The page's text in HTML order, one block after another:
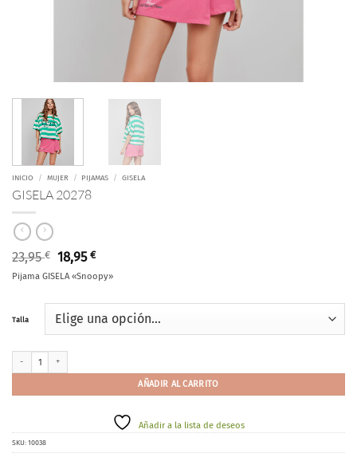
INICIO / MUJER / PIJAMAS / GISELA
GISELA 20278
23,95€ El
precio
original
23,95 €.
18,95€El
actual
18,95 €.
Pijama GISELA «Snoopy»
Talla
AÑADIR AL CARRITO
Añadir a la lista de deseos
SKU: 10038